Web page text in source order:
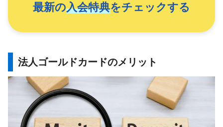
最新の入会特典をチェックする
法人ゴールドカードのメリット